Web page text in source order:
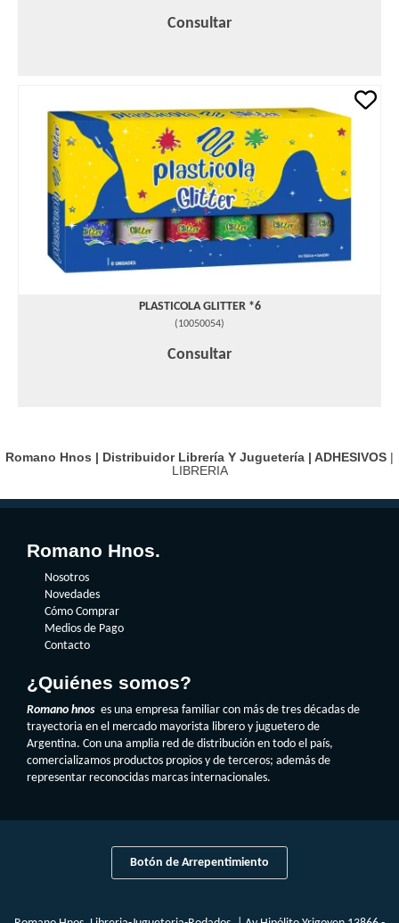
Consultar
PLASTICOLA GLITTER *6
(10050054)
Consultar
Romano Hnos | Distribuidor Librería Y Juguetería | ADHESIVOS |
LIBRERIA
Romano Hnos.
Nosotros
Novedades
Cómo Comprar
Medios de Pago
Contacto
¿Quiénes somos?
Romano hnos es una empresa familiar con más de tres décadas de
trayectoria en el mercado mayorista librero y juguetero de
Argentina. Con una amplia red de distribución en todo el país,
comercializamos productos propios y de terceros; además de
representar reconocidas marcas internacionales.
Botón de Arrepentimiento